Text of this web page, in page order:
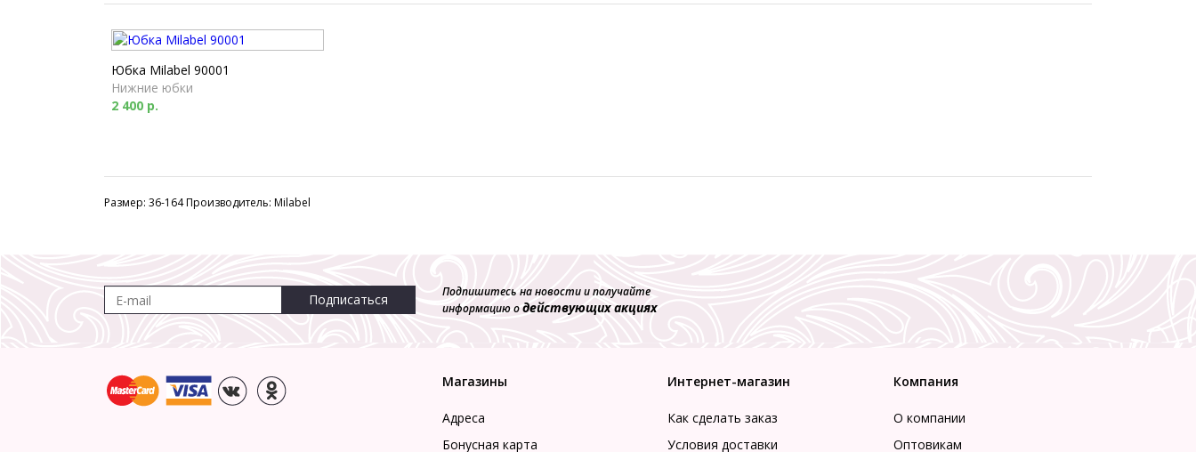
Юбка Milabel 90001
Нижние юбки
2 400 р.
Размер: 36-164 Производитель: Milabel
Подписаться
Подпишитесь на новости и получайте
информацию одействующих акциях
Магазины
Адреса
Бонусная карта
Интернет-магазин
Как сделать заказ
Условия доставки
Компания
О компании
Оптовикам